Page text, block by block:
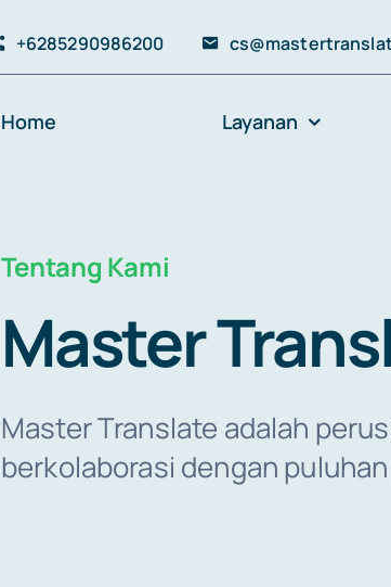
+6285290986200
Home Layanan
Tentang Kami
Master
Master Translate adalah
berkolaborasi dengan